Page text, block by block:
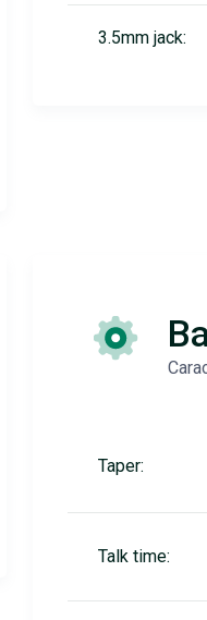
3.5mm jack:
Taper:
Talk time: